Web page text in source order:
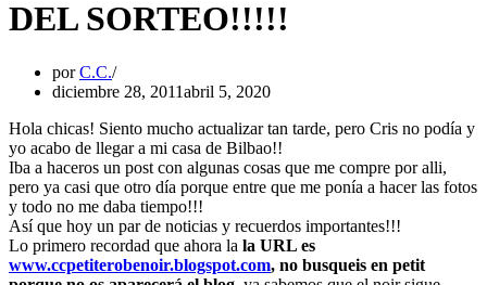
DEL SORTEO!!!!!
porC.C.
diciembre 28, 2011abril 5, 2020
Hola chicas! Siento mucho actualizar tan tarde, pero Cris no podía y
yo acabo de llegar a mi casa de Bilbao!!
Iba a haceros un post con algunas cosas que me compre por alli,
pero ya casi que otro día porque entre que me ponía a hacer las fotos
y todo no me daba tiempo!!!
Así que hoy un par de noticias y recuerdos importantes!!!
Lo primero recordad que ahora la la URL es
www.ccpetiterobenoir.blogspot.com, no busqueis en petit